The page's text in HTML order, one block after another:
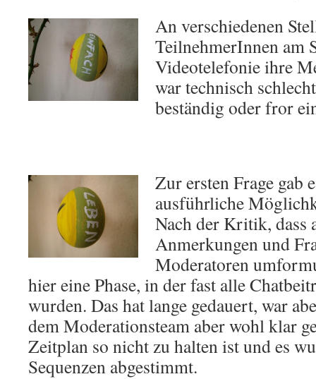
An verschiedenen
TeilnehmerInnen am
Videotelefonie ihre
war technisch
beständig oder fror
Zur ersten Frage gab
ausführliche
Nach der Kritik, dass
Anmerkungen und
Moderatoren
hier eine Phase, in der fast alle
wurden. Das hat lange gedauert, war
dem Moderationsteam aber wohl klar
Zeitplan so nicht zu halten ist und es
Sequenzen abgestimmt.